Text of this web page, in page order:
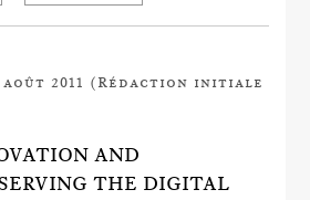
août 2011 (Rédaction initiale
AND
THE DIGITAL